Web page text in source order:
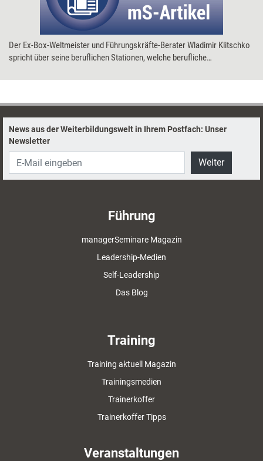
Der Ex-Box-Weltmeister und Führungskräfte-Berater Wladimir Klitschko
spricht über seine beruflichen Stationen, welche berufliche
News aus der Weiterbildungswelt in Ihrem Postfach: Unser
Newsletter
Weiter
Führung
managerSeminare Magazin
Leadership-Medien
Self-Leadership
Das Blog
Training
Training aktuell Magazin
Trainingsmedien
Trainerkoffer
Trainerkoffer Tipps
Veranstaltungen